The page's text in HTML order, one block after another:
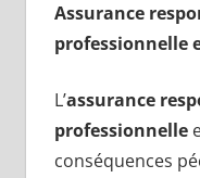
Assurance
professionnelle
L’assurance
professionnelle
conséquences